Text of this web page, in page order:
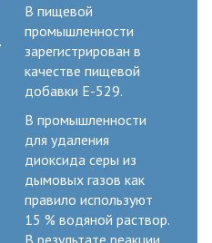
В пищевой
промышленности
зарегистрирован в
качестве пищевой
добавки E-529.
В промышленности
для удаления
диоксида серы из
дымовых газов как
правило используют
15 % водяной раствор.
В результате реакции